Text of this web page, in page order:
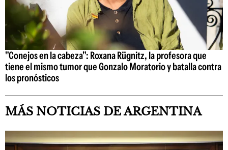
"Conejos en la cabeza": Roxana Rügnitz, la profesora que
tiene el mismo tumor que Gonzalo Moratorio y batalla contra
los pronósticos
MÁS NOTICIAS DE ARGENTINA